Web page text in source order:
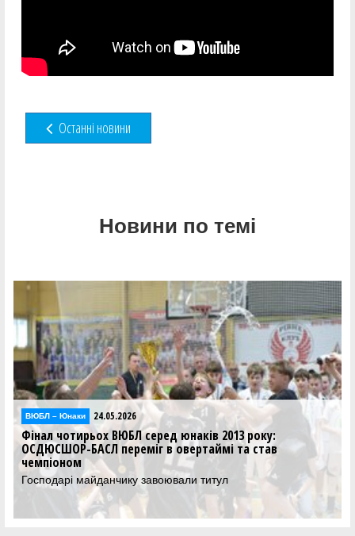
Останні новини
Новини по темі
ВЮБЛ – Юнаки 24.05.2026
Фінал чотирьох ВЮБЛ серед юнаків 2013 року:
ОСДЮСШОР-БАСЛ переміг в овертаймі та став
чемпіоном
Господарі майданчику завоювали титул